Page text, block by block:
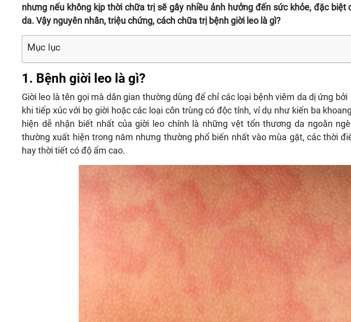
nhưng nếu không kịp thời chữa trị sẽ gây nhiều ảnh hưởng đến sức khỏe, đặc biệt
da. Vậy nguyên nhân, triệu chứng, cách chữa trị bệnh giời leo là gì?
Mục lục
1. Bệnh giời leo là gì?
Giời leo là tên gọi mà dân gian thường dùng để chỉ các loại bệnh viêm da dị ứng
khi tiếp xúc với bọ giời hoặc các loại côn trùng có độc tính, ví dụ như kiến ba
hiện dễ nhận biết nhất của giời leo chính là những vệt tổn thương da ngoằn
thường xuất hiện trong năm nhưng thường phổ biến nhất vào mùa gặt, các thời
hay thời tiết có độ ẩm cao.